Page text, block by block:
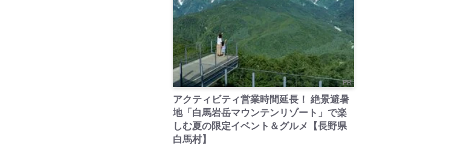
PR
アクティビティ営業時間延長！ 絶景避暑
地「白馬岩岳マウンテンリゾート」で楽
しむ夏の限定イベント＆グルメ【長野県
白馬村】